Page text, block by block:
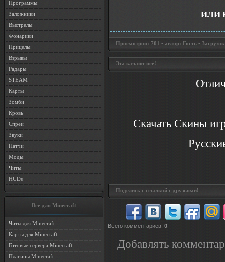
Программы
Заложники
Выстрелы
Фонарики
Прицелы
Взрывы
Радары
STEAM
Карты
Зомби
Кровь
Спреи
Звуки
Патчи
Моды
Читы
HUDs
Все для Minecraft
Читы для Minecraft
Карты для Minecraft
Готовые сервера Minecraft
Плагины Minecraft
ИЛИ
Просмотров: 701 • автор: Гость •
Эта качают все!
Скачать Скины
Поделись с ссылкой с друзьями!
Всего комментариев: 0
Добавлять